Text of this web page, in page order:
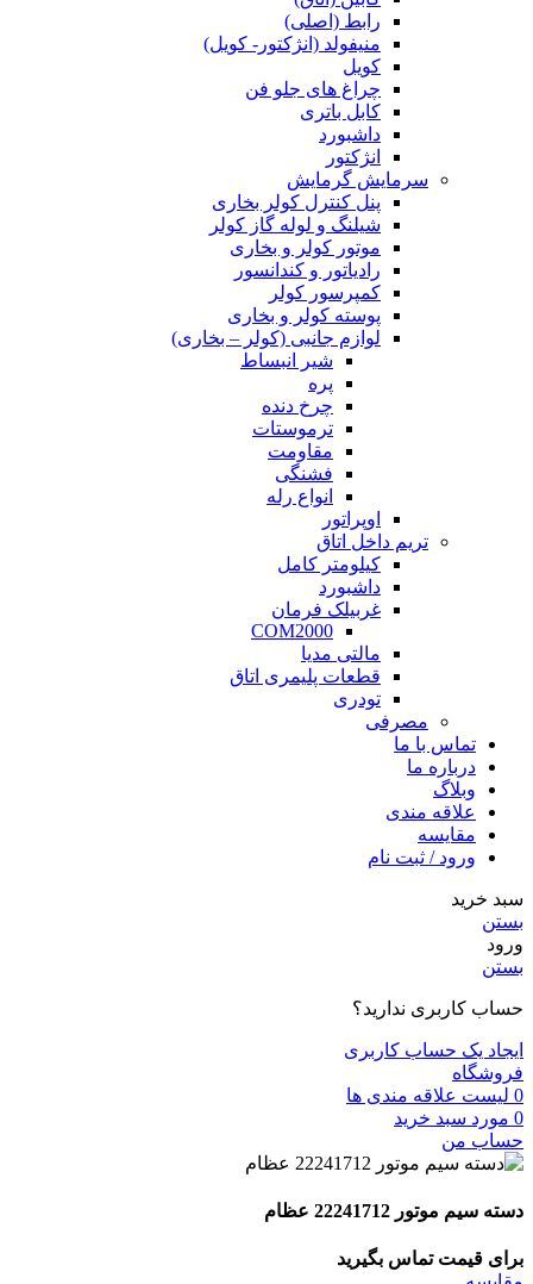
رابط (اصلی)
منیفولد (انژکتور- کویل)
کویل
چراغ های جلو فن
کابل باتری
داشبورد
انژکتور
سرمایش گرمایش
پنل کنترل کولر بخاری
شیلنگ و لوله گاز کولر
موتور کولر و بخاری
رادیاتور و کندانسور
کمپرسور کولر
پوسته کولر و بخاری
لوازم جانبی (کولر – بخاری)
شیر انبساط
پره
چرخ دنده
ترموستات
مقاومت
فشنگی
انواع رله
اوپراتور
تریم داخل اتاق
کیلومتر کامل
داشبورد
غربیلک فرمان
COM2000
مالتی مدیا
قطعات پلیمری اتاق
تودری
مصرفی
تماس با ما
درباره ما
وبلاگ
علاقه مندی
مقايسه
ورود / ثبت نام
سبد خرید
بستن
ورود
بستن
حساب کاربری ندارید؟
ایجاد یک حساب کاربری
فروشگاه
0 لیست علاقه مندی ها
0 مورد سبد خرید
حساب من
دسته سیم موتور 22241712 عظام
برای قیمت تماس بگیرید